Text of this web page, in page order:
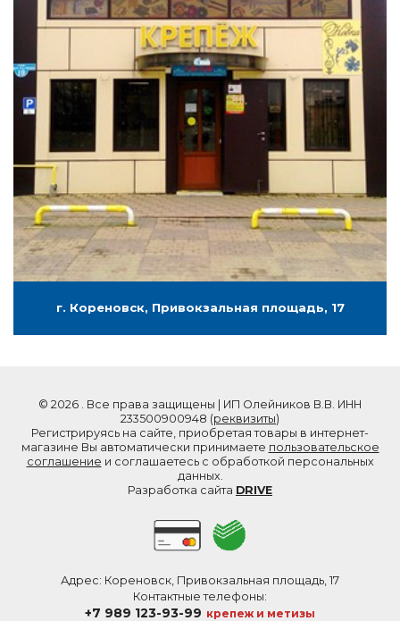
г. Кореновск, Привокзальная площадь, 17
© 2026 . Все права защищены | ИП Олейников В.В. ИНН
233500900948 (реквизиты)
Регистрируясь на сайте, приобретая товары в интернет-
магазине Вы автоматически принимаете пользовательское
соглашение и соглашаетесь с обработкой персональных
данных.
Разработка сайта DRIVE
Адрес: Кореновск, Привокзальная площадь, 17
Контактные телефоны:
+7 989 123-93-99 крепеж и метизы